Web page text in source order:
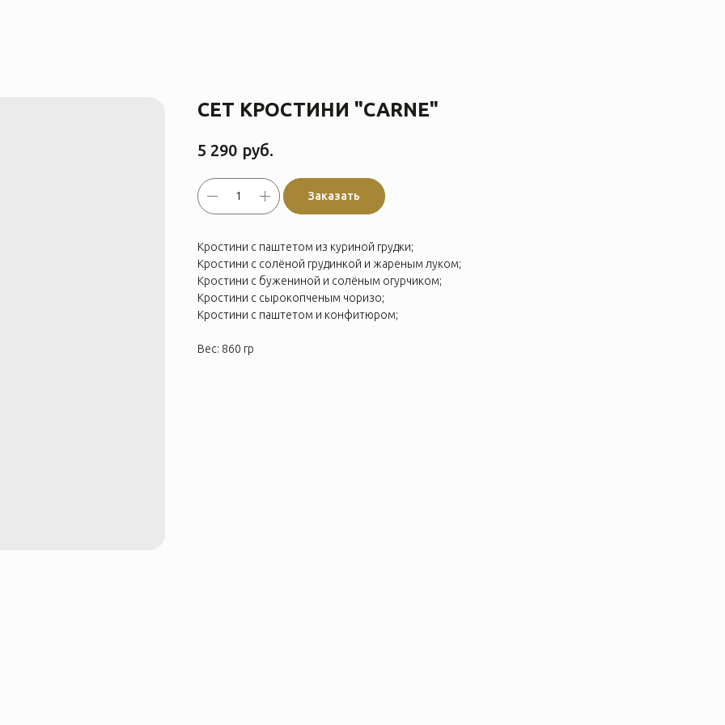
СЕТ КРОСТИНИ "CARNE"
5 290 руб.
Заказать
Кростини с паштетом из куриной грудки;
Кростини с солёной грудинкой и жареным луком;
Кростини с бужениной и солёным огурчиком;
Кростини с сырокопченым чоризо;
Кростини с паштетом и конфитюром;
Вес: 860 гр